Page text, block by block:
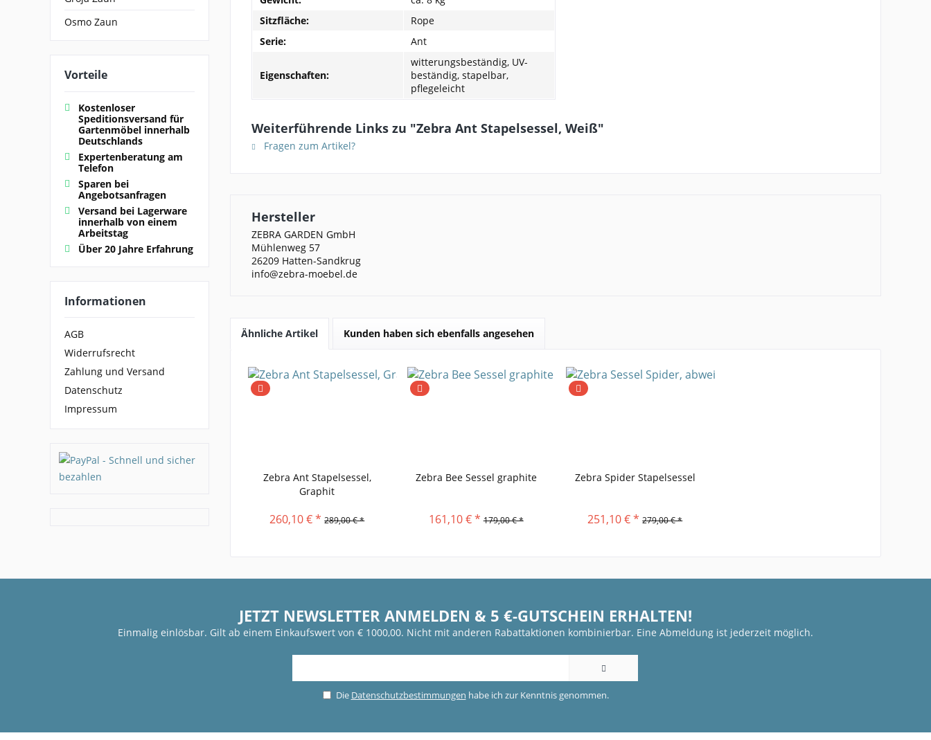
Osmo Zaun
Vorteile
Kostenloser
Speditionsversand für
Gartenmöbel innerhalb
Deutschlands
Expertenberatung am
Telefon
Sparen bei
Angebotsanfragen
Versand bei Lagerware
innerhalb von einem
Arbeitstag
Über 20 Jahre Erfahrung
Informationen
AGB
Widerrufsrecht
Zahlung und Versand
Datenschutz
Impressum
Sitzfläche:
Rope
Serie:
Ant
Eigenschaften:
witterungsbeständig, UV-
beständig, stapelbar,
pflegeleicht
Weiterführende Links zu "Zebra Ant Stapelsessel, Weiß"
Fragen zum Artikel?
Hersteller
ZEBRA GARDEN GmbH
Mühlenweg 57
26209 Hatten-Sandkrug
info@zebra-moebel.de
Ähnliche Artikel Kunden haben sich ebenfalls angesehen
Zebra Ant Stapelsessel,
Graphit
260,10 € * 289,00 € *
Zebra Bee Sessel graphite
161,10 € * 179,00 € *
Zebra Spider Stapelsessel
251,10 € * 279,00 € *
JETZT NEWSLETTER ANMELDEN & 5 €-GUTSCHEIN ERHALTEN!
Einmalig einlösbar. Gilt ab einem Einkaufswert von € 1000,00. Nicht mit anderen Rabattaktionen kombinierbar. Eine Abmeldung ist jederzeit möglich.
Die Datenschutzbestimmungen habe ich zur Kenntnis genommen.